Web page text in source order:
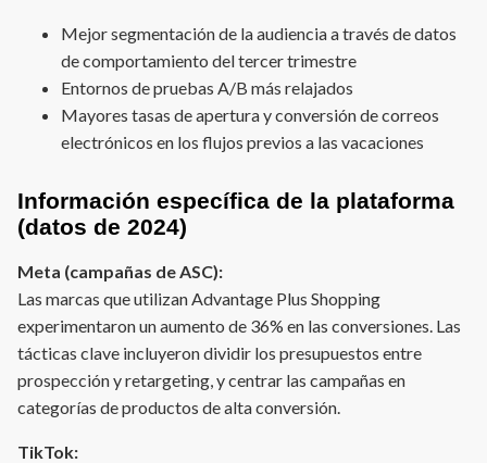
Mejor segmentación de la audiencia a través de datos
de comportamiento del tercer trimestre
Entornos de pruebas A/B más relajados
Mayores tasas de apertura y conversión de correos
electrónicos en los flujos previos a las vacaciones
Información específica de la plataforma
(datos de 2024)
Meta (campañas de ASC):
Las marcas que utilizan Advantage Plus Shopping
experimentaron un aumento de 36% en las conversiones. Las
tácticas clave incluyeron dividir los presupuestos entre
prospección y retargeting, y centrar las campañas en
categorías de productos de alta conversión.
TikTok: